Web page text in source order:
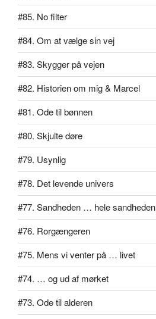
#85. No filter
#84. Om at vælge sin vej
#83. Skygger på vejen
#82. Historien om mig & Marcel
#81. Ode til bønnen
#80. Skjulte døre
#79. Usynlig
#78. Det levende univers
#77. Sandheden … hele sandheden
#76. Rorgængeren
#75. Mens vi venter på … livet
#74. … og ud af mørket
#73. Ode til alderen